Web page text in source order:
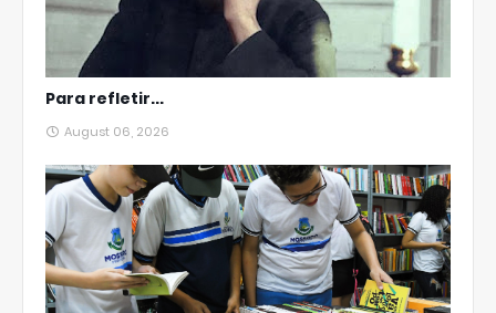
Para refletir...
August 06, 2026